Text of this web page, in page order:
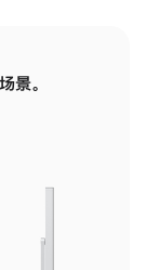
景。